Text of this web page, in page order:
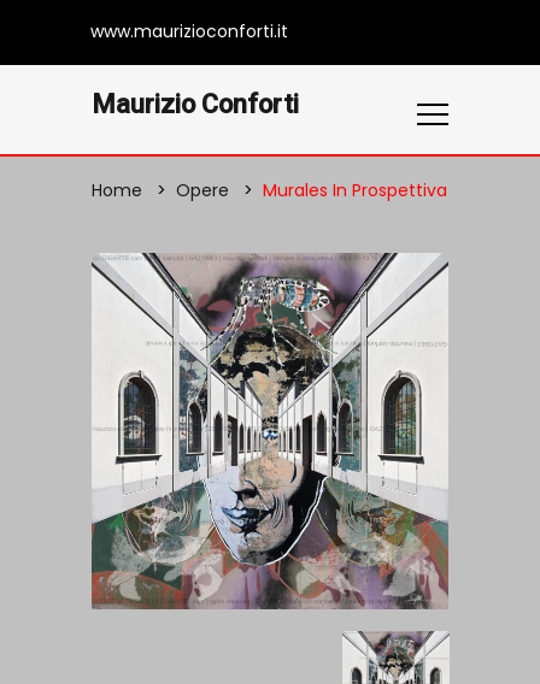
www.maurizioconforti.it
Maurizio Conforti
Home Opere Murales In Prospettiva